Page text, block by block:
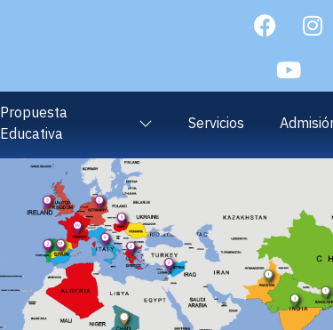
Propuesta
Educativa
Servicios